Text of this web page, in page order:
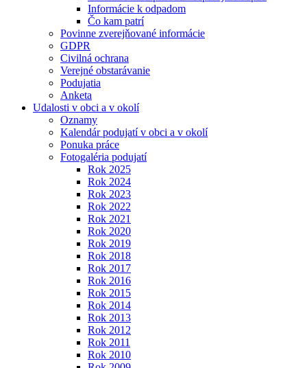
Informácie k odpadom
Čo kam patrí
Povinne zverejňované informácie
GDPR
Civilná ochrana
Verejné obstarávanie
Podujatia
Anketa
Udalosti v obci a v okolí
Oznamy
Kalendár podujatí v obci a v okolí
Ponuka práce
Fotogaléria podujatí
Rok 2025
Rok 2024
Rok 2023
Rok 2022
Rok 2021
Rok 2020
Rok 2019
Rok 2018
Rok 2017
Rok 2016
Rok 2015
Rok 2014
Rok 2013
Rok 2012
Rok 2011
Rok 2010